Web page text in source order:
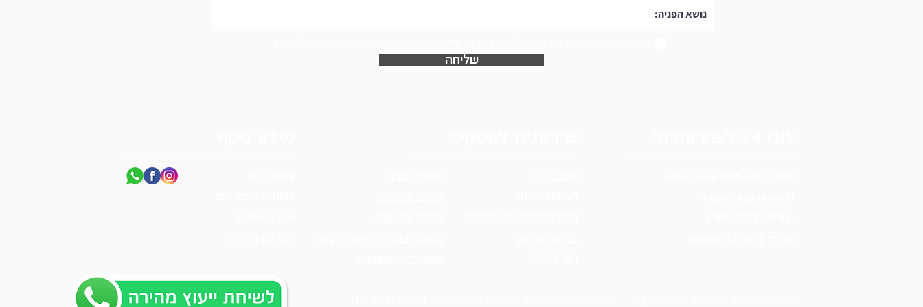
שליחה